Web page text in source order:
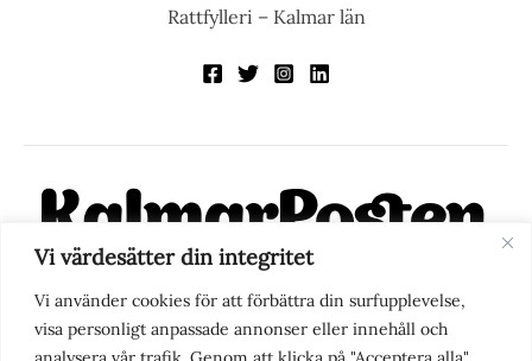
Vi värdesätter din integritet
Vi använder cookies för att förbättra din surfupplevelse,
visa personligt anpassade annonser eller innehåll och
Rattfylleri – Kalmar län
KalmarPosten är en modern lokalnyhetstidning på nätet. Med
fokus på Kalmarregionen, men också med blick för det större
perspektivet, vill vi vara din självklara kanal för nyheter,